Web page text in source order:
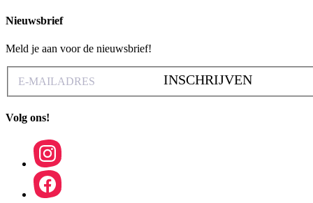
Nieuwsbrief
Meld je aan voor de nieuwsbrief!
INSCHRIJVEN
Volg ons!